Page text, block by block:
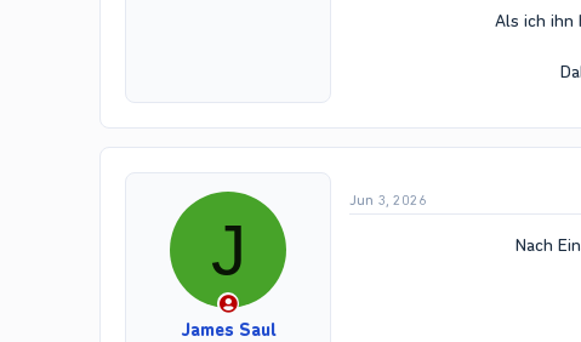
Als ich ihn
J
James Saul
Jun 3, 2026
Nach